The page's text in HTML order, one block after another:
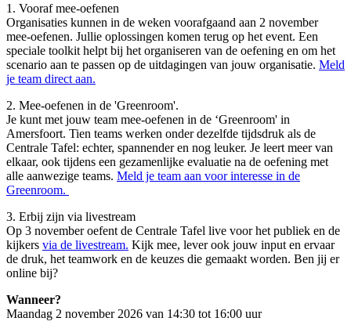
1. Vooraf mee-oefenen
Organisaties kunnen in de weken voorafgaand aan 2 november
mee-oefenen. Jullie oplossingen komen terug op het event. Een
speciale toolkit helpt bij het organiseren van de oefening en om het
scenario aan te passen op de uitdagingen van jouw organisatie. Meld
je team direct aan.
2. Mee-oefenen in de 'Greenroom'.
Je kunt met jouw team mee-oefenen in de ‘Greenroom' in
Amersfoort. Tien teams werken onder dezelfde tijdsdruk als de
Centrale Tafel: echter, spannender en nog leuker. Je leert meer van
elkaar, ook tijdens een gezamenlijke evaluatie na de oefening met
alle aanwezige teams. Meld je team aan voor interesse in de
Greenroom.
3. Erbij zijn via livestream
Op 3 november oefent de Centrale Tafel live voor het publiek en de
kijkers via de livestream. Kijk mee, lever ook jouw input en ervaar
de druk, het teamwork en de keuzes die gemaakt worden. Ben jij er
online bij?
Wanneer?
Maandag 2 november 2026 van 14:30 tot 16:00 uur